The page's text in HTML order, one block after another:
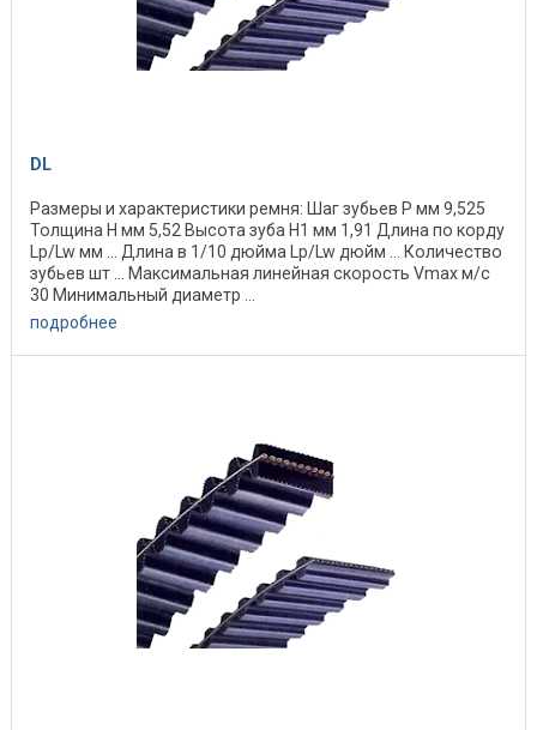
DL
Размеры и характеристики ремня: Шаг зубьев P мм 9,525
Толщина H мм 5,52 Высота зуба H1 мм 1,91 Длина по корду
Lp/Lw мм ... Длина в 1/10 дюйма Lp/Lw дюйм ... Количество
зубьев шт ... Максимальная линейная скорость Vmax м/с
30 Минимальный диаметр ...
подробнее